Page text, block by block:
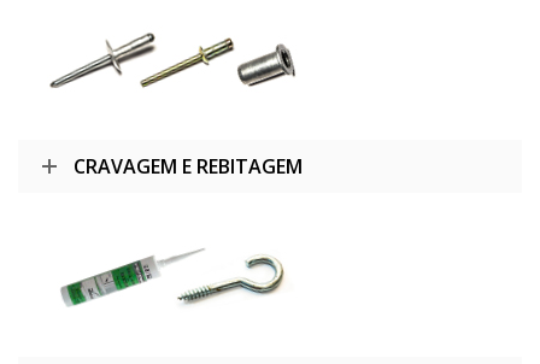
CRAVAGEM E REBITAGEM